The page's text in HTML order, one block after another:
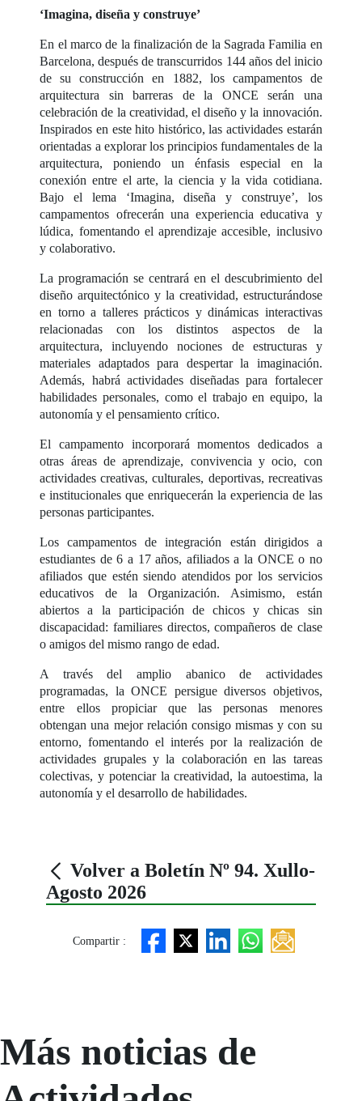
‘Imagina, diseña y construye’
En el marco de la finalización de la Sagrada Familia en
Barcelona, después de transcurridos 144 años del inicio
de su construcción en 1882, los campamentos de
arquitectura sin barreras de la ONCE serán una
celebración de la creatividad, el diseño y la innovación.
Inspirados en este hito histórico, las actividades estarán
orientadas a explorar los principios fundamentales de la
arquitectura, poniendo un énfasis especial en la
conexión entre el arte, la ciencia y la vida cotidiana.
Bajo el lema ‘Imagina, diseña y construye’, los
campamentos ofrecerán una experiencia educativa y
lúdica, fomentando el aprendizaje accesible, inclusivo
y colaborativo.
La programación se centrará en el descubrimiento del
diseño arquitectónico y la creatividad, estructurándose
en torno a talleres prácticos y dinámicas interactivas
relacionadas con los distintos aspectos de la
arquitectura, incluyendo nociones de estructuras y
materiales adaptados para despertar la imaginación.
Además, habrá actividades diseñadas para fortalecer
habilidades personales, como el trabajo en equipo, la
autonomía y el pensamiento crítico.
El campamento incorporará momentos dedicados a
otras áreas de aprendizaje, convivencia y ocio, con
actividades creativas, culturales, deportivas, recreativas
e institucionales que enriquecerán la experiencia de las
personas participantes.
Los campamentos de integración están dirigidos a
estudiantes de 6 a 17 años, afiliados a la ONCE o no
afiliados que estén siendo atendidos por los servicios
educativos de la Organización. Asimismo, están
abiertos a la participación de chicos y chicas sin
discapacidad: familiares directos, compañeros de clase
o amigos del mismo rango de edad.
A través del amplio abanico de actividades
programadas, la ONCE persigue diversos objetivos,
entre ellos propiciar que las personas menores
obtengan una mejor relación consigo mismas y con su
entorno, fomentando el interés por la realización de
actividades grupales y la colaboración en las tareas
colectivas, y potenciar la creatividad, la autoestima, la
autonomía y el desarrollo de habilidades.
Volver a Boletín Nº 94. Xullo-
Agosto 2026
Compartir :
Más noticias de